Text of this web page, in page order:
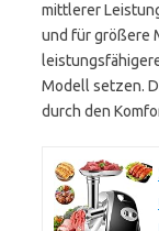
mittlerer
und für größere
Modell setzen.
durch den